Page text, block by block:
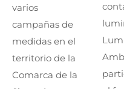
varios
campañas de
medidas en el
territorio de la
Comarca de la